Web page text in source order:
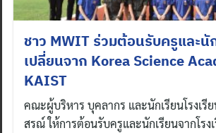
ชาว MWIT ร่วมต้อนรับครูและนั
เปลี่ยนจาก Korea Science
KAIST
คณะผู้บริหาร บุคลากร และนักเรียนโรงเรี
สรณ์ ให้การต้อนรับครูและนักเรียนจากโรง